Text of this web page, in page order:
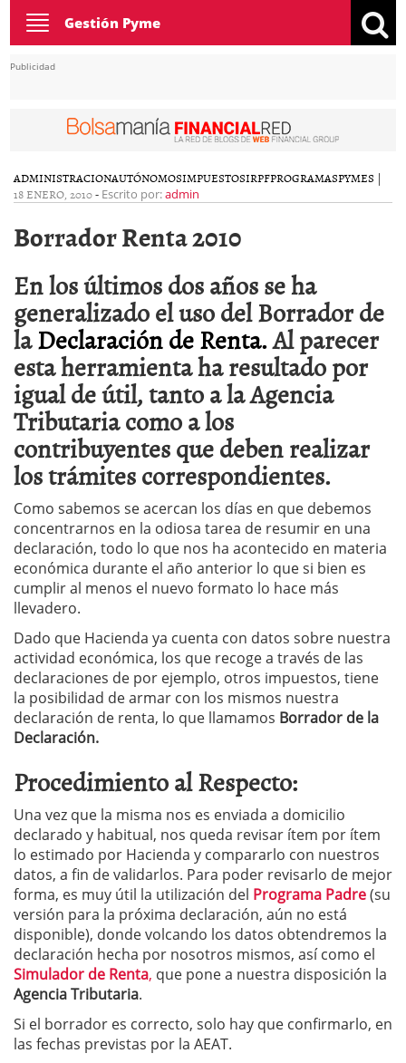
Toggle
navigation
Gestión Pyme
Publicidad
ADMINISTRACIONAUTÓNOMOSIMPUESTOSIRPFPROGRAMASPYMES |
18 ENERO, 2010- Escrito por:admin
Borrador Renta 2010
En los últimos dos años se ha
generalizado el uso del Borrador de
laDeclaración de Renta.Al parecer
esta herramienta ha resultado por
igual de útil, tanto a la Agencia
Tributaria como a los
contribuyentes que deben realizar
los trámites correspondientes.
Como sabemos se acercan los días en que debemos
concentrarnos en la odiosa tarea de resumir en una
declaración, todo lo que nos ha acontecido en materia
económica durante el año anterior lo que si bien es
cumplir al menos el nuevo formato lo hace más
llevadero.
Dado que Hacienda ya cuenta con datos sobre nuestra
actividad económica, los que recoge a través de las
declaraciones de por ejemplo, otros impuestos, tiene
la posibilidad de armar con los mismos nuestra
declaración de renta, lo que llamamos Borrador de la
Declaración.
Procedimiento al Respecto:
Una vez que la misma nos es enviada a domicilio
declarado y habitual, nos queda revisar ítem por ítem
lo estimado por Hacienda y compararlo con nuestros
datos, a fin de validarlos. Para poder revisarlo de mejor
forma, es muy útil la utilización del Programa Padre(su
versión para la próxima declaración, aún no está
disponible), donde volcando los datos obtendremos la
declaración hecha por nosotros mismos, así como el
Simulador de Renta, que pone a nuestra disposición la
Agencia Tributaria.
Si el borrador es correcto, solo hay que confirmarlo, en
las fechas previstas por la AEAT.